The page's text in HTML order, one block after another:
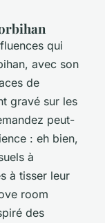
qui
avec son
de
gravé sur les
peut-
: eh bien,
à
à tisser leur
room
des